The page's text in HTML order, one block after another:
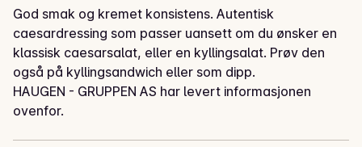
God smak og kremet konsistens. Autentisk
caesardressing som passer uansett om du ønsker en
klassisk caesarsalat, eller en kyllingsalat. Prøv den
også på kyllingsandwich eller som dipp.
HAUGEN - GRUPPEN AS har levert informasjonen
ovenfor.